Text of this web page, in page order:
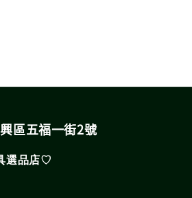
區五福一街2號
選品店♡